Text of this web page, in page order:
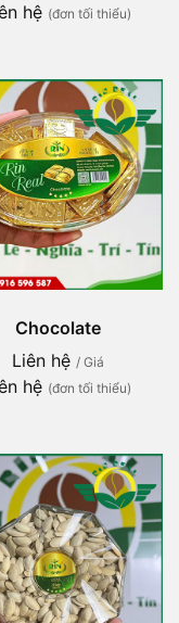
hệ (đơn tối thiểu)
Chocolate
Liên hệ / Giá
hệ (đơn tối thiểu)